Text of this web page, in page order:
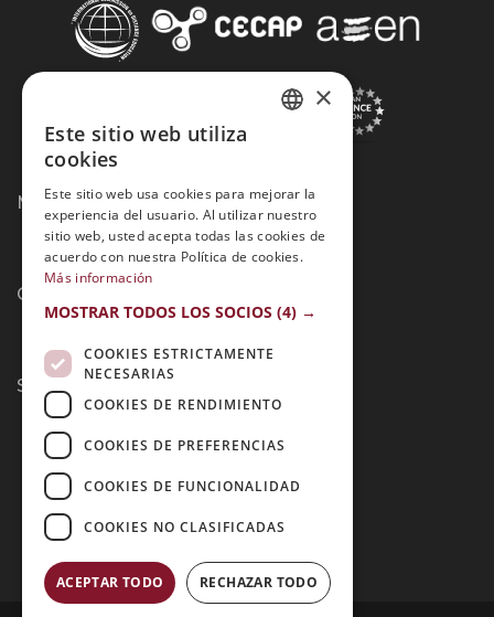
Métodos de Pago:
Contacto:
Síguenos:
×
Este sitio web utiliza
cookies
Este sitio web usa cookies para mejorar la
experiencia del usuario. Al utilizar nuestro
sitio web, usted acepta todas las cookies de
acuerdo con nuestra Política de cookies.
Más información
MOSTRAR TODOS LOS SOCIOS (4) →
COOKIES ESTRICTAMENTE
NECESARIAS
COOKIES DE RENDIMIENTO
COOKIES DE PREFERENCIAS
COOKIES DE FUNCIONALIDAD
COOKIES NO CLASIFICADAS
ACEPTAR TODO RECHAZAR TODO